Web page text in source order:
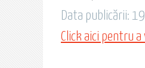
Data publicării:
Click aici pentru